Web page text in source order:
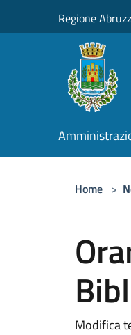
Regione
Home >
Modifica